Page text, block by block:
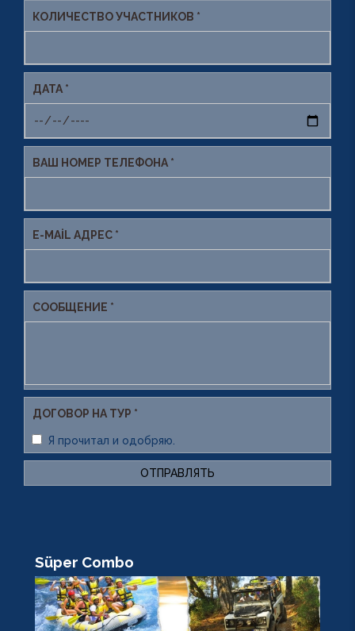
КОЛИЧЕСТВО УЧАСТНИКОВ *
ДАТА *
ВАШ НОМЕР ТЕЛЕФОНА *
E-MAIL АДРЕС *
СООБЩЕНИЕ *
ДОГОВОР НА ТУР *
Я прочитал и одобряю.
ОТПРАВЛЯТЬ
Süper Combo